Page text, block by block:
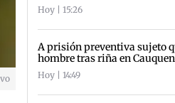
Hoy | 15:26
A prisión preventiva sujeto
hombre tras riña en
Hoy | 14:49